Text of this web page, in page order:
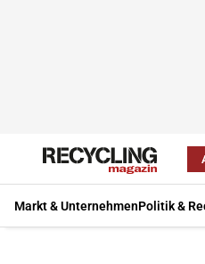
Markt & UnternehmenPolitik &